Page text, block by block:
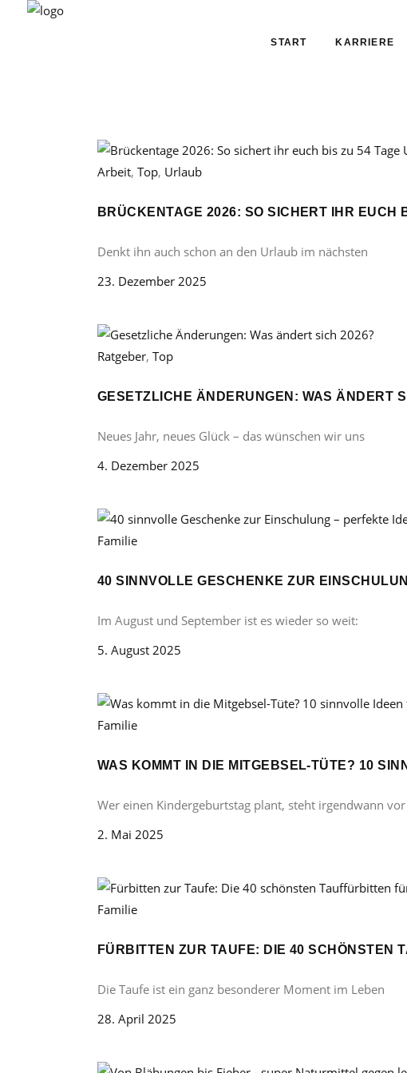
START KARRIERE
Arbeit, Top, Urlaub
BRÜCKENTAGE 2026: SO SICHERT IHR EUCH
Denkt ihn auch schon an den Urlaub im nächsten
23. Dezember 2025
Ratgeber, Top
GESETZLICHE ÄNDERUNGEN: WAS ÄNDERT
Neues Jahr, neues Glück – das wünschen wir uns
4. Dezember 2025
Familie
40 SINNVOLLE GESCHENKE ZUR
Im August und September ist es wieder so weit:
5. August 2025
Familie
WAS KOMMT IN DIE MITGEBSEL-TÜTE? 10
Wer einen Kindergeburtstag plant, steht irgendwann vor
2. Mai 2025
Familie
FÜRBITTEN ZUR TAUFE: DIE 40 SCHÖNSTEN
Die Taufe ist ein ganz besonderer Moment im Leben
28. April 2025